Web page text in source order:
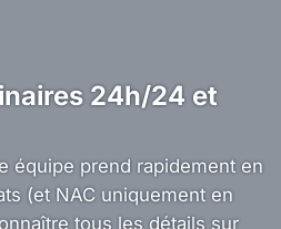
24h/24 et
équipe prend rapidement en
(et NAC uniquement en
tous les détails sur